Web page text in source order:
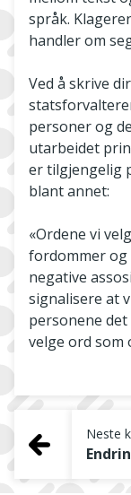
språk.
handler om
Ved å skrive
personer og
utarbeidet
er tilgjengelig
blant annet:
«Ordene vi
fordommer og
negative
signalisere at
personene
velge ord som
Neste